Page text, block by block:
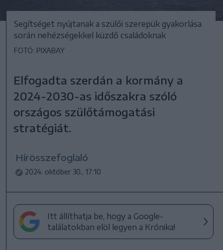
Segítséget nyújtanak a szülői szerepük gyakorlása
során nehézségekkel küzdő családoknak
FOTÓ: PIXABAY
Elfogadta szerdán a kormány a
2024-2030-as időszakra szóló
országos szülőtámogatási
stratégiát.
Hírösszefoglaló
2024. október 30., 17:10
Itt állíthatja be, hogy a Google-
találatokban elöl legyen a Krónika!